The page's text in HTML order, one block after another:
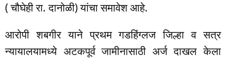
( चौघेही रा. दानोळी) यांचा समावेश आहे.
आरोपी शबगीर याने प्रथम गडहिंग्लज जिल्हा व सत्र
न्यायालयामध्ये अटकपूर्व जामीनासाठी अर्ज दाखल केला